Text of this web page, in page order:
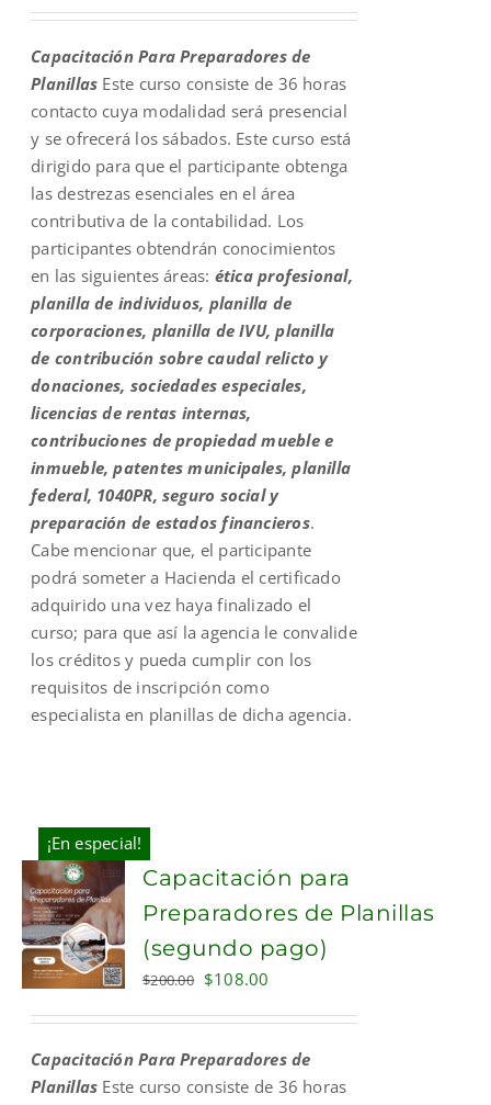
$200.00.$109.00.
Capacitación Para Preparadores de
Planillas Este curso consiste de 36 horas
contacto cuya modalidad será presencial
y se ofrecerá los sábados. Este curso está
dirigido para que el participante obtenga
las destrezas esenciales en el área
contributiva de la contabilidad. Los
participantes obtendrán conocimientos
en las siguientes áreas: ética profesional,
planilla de individuos, planilla de
corporaciones, planilla de IVU, planilla
de contribución sobre caudal relicto y
donaciones, sociedades especiales,
licencias de rentas internas,
contribuciones de propiedad mueble e
inmueble, patentes municipales, planilla
federal, 1040PR, seguro social y
preparación de estados financieros.
Cabe mencionar que, el participante
podrá someter a Hacienda el certificado
adquirido una vez haya finalizado el
curso; para que así la agencia le convalide
los créditos y pueda cumplir con los
requisitos de inscripción como
especialista en planillas de dicha agencia.
¡En especial!
ADD TO
CART
Capacitación para
Preparadores de Planillas
(segundo pago)
$200.00 Original
$200.00.
$108.00
$108.00.
Capacitación Para Preparadores de
Planillas Este curso consiste de 36 horas